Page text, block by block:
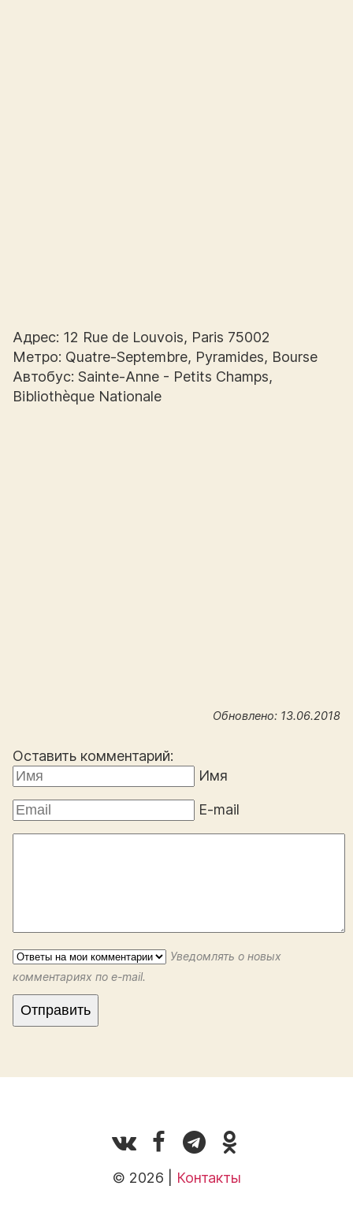
Адрес: 12 Rue de Louvois, Paris 75002
Метро: Quatre-Septembre, Pyramides, Bourse
Автобус: Sainte-Anne - Petits Champs,
Bibliothèque Nationale
Обновлено: 13.06.2018
Оставить комментарий:
Имя
E-mail
Уведомлять о новых
комментариях по e-mail.
© 2026 | Контакты